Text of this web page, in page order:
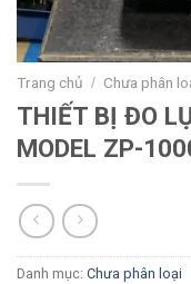
Trang chủ / Chưa phân
THIẾT BỊ ĐO
MODEL ZP-
Danh mục: Chưa phân loại